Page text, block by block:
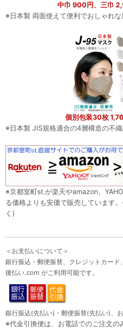
中巾 900円、三巾
※日本製 両面使えて便利でおしゃれな
個別包装30枚
※日本製 JIS規格適合の4層構造の不織
※京都室町st.が楽天やamazon、
る価格よりも安価で販売しています
く)
＜お支払いについて＞
銀行振込・郵便振替、クレジットカード
後払い.com がご利用可能です。
銀行振込(先払い)・郵便振替(先払い)、
※代金引換便は、お電話でのご注文の